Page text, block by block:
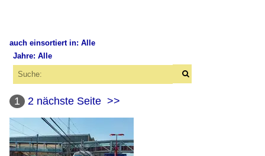
auch einsortiert in: Alle
Alle Kategorien
Belgien
E-Loks
Série 13
Jahre: Alle
2014
2015
1 2 nächste Seite >>